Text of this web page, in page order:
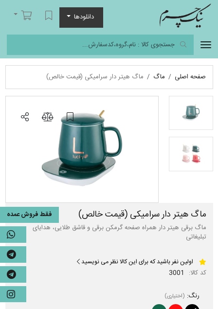
دانلودها
لیست مورد علاقه
سبد خرید
صفحه اصلی ماگ ماگ هیتر دار سرامیکی (قیمت خالص)
ماگ هیتر دار سرامیکی (قیمت خالص)
ماگ برقی هیتر دار همراه صفحه گرمکن برقی و قاشق طلایی، هدایای
تبلیغاتی
اولین نفر باشید که برای این کالا نظر می نویسید
کد کالا: 3001
رنگ: (اختیاری)
فقط فروش عمده